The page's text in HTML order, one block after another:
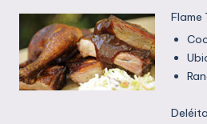
Hacer
Flame